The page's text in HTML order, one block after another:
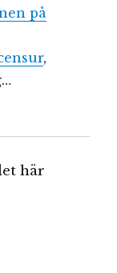
på
,
här